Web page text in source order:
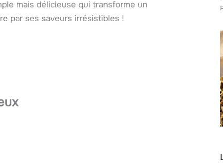
mais délicieuse qui transforme un
par ses saveurs irrésistibles !